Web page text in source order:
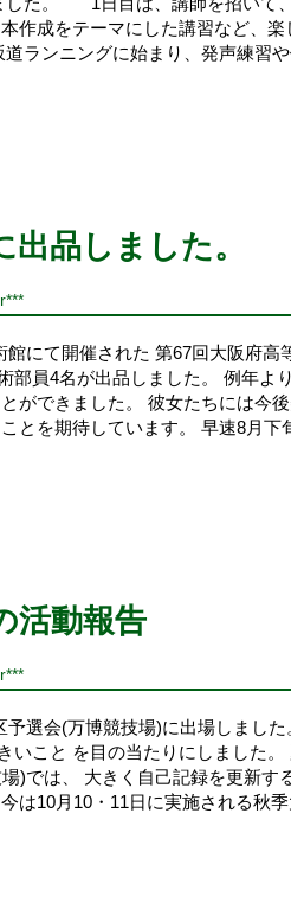
作成をテーマにした講習など、
ランニングに始まり、発声練習
品しました。
にて開催された 第67回大阪府高
部員4名が出品しました。 例年よ
ができました。 彼女たちには今
とを期待しています。 早速8月下
活動報告
選会(万博競技場)に出場しまし
いこと を目の当たりにしました
)では、 大きく自己記録を更新す
は10月10・11日に実施される秋